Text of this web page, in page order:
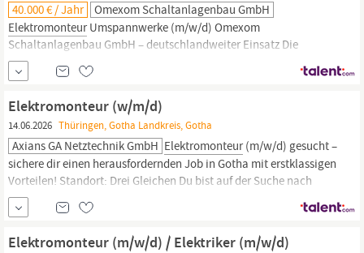
40.000 € / Jahr
Omexom Schaltanlagenbau GmbH
ElektromonteurUmspannwerke (m/w/d) Omexom
Schaltanlagenbau GmbH – deutschlandweiter Einsatz Die
Omexom Schaltanlagenbau GmbH ist Teil der Omexom-Gruppe
und spezialisiert auf den Bau, die Montage und Instandhaltung
von Umspannwerken und Schaltanlagen im Mittel- und
Hochspannungsbereich. Omexom steht für Energieinfrastruktur
der Zukunft –
Elektromonteur (w/m/d)
14.06.2026 Thüringen, Gotha Landkreis, Gotha
Axians GA Netztechnik GmbH Elektromonteur(m/w/d) gesucht –
sichere dir einen herausfordernden Job in Gotha mit erstklassigen
Vorteilen! Standort: Drei Gleichen Du bist auf der Suche nach
einer spannenden Tätigkeit im elektrotechnischen Bereich?
Verstärke unser Team als
(m/w/d) und profitiere
von einem sicheren Arbeitsplatz in einer wachsenden...
Elektromonteur (m/w/d) / Elektriker (m/w/d)